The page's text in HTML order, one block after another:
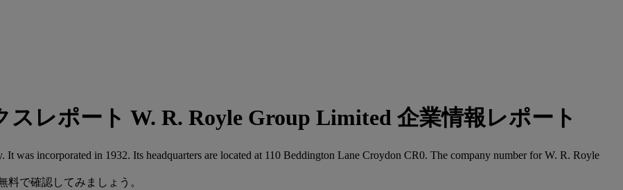
W. R. Royle Group Limited 企業情報レポート
was incorporated in 1932. Its headquarters are located at 110 Beddington Lane Croydon CR0. The company number for W. R. Royle
料で確認してみましょう。